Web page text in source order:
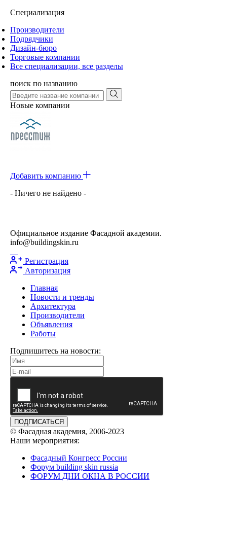
Специализация
Производители
Подрядчики
Дизайн-бюро
Торговые компании
Все специализации, все разделы
поиск по названию
Новые компании
Добавить компанию
- Ничего не найдено -
Официальное издание Фасадной академии.
info@buildingskin.ru
Регистрация
Авторизация
Главная
Новости и тренды
Архитектура
Производители
Объявления
Работы
Подпишитесь на новости:
ПОДПИСАТЬСЯ
© Фасадная академия, 2006-2023
Наши мероприятия:
Фасадный Конгресс России
Форум building skin russia
ФОРУМ ДНИ ОКНА В РОССИИ